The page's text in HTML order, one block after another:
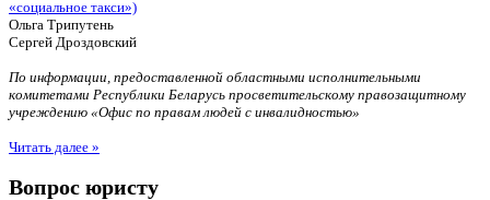
«социальное такси»)
Ольга Трипутень
Сергей Дроздовский
По информации, предоставленной областными исполнительными
комитетами Республики Беларусь просветительскому правозащитному
учреждению «Офис по правам людей с инвалидностью»
Читать далее »
Вопрос юристу